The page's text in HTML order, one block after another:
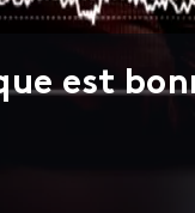
est